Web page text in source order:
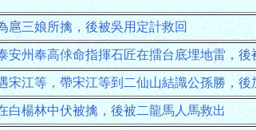
扈三娘所擒，後被吳用定計救回
安州奉高俅命指揮石匠在擂台底埋地雷，
宋江等，帶宋江等到二仙山結識公孫勝，
白楊林中伏被擒，後被二龍馬人馬救出